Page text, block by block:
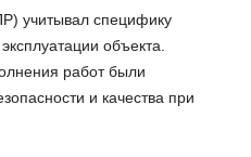
учитывал специфику
объекта.
работ были
и качества при